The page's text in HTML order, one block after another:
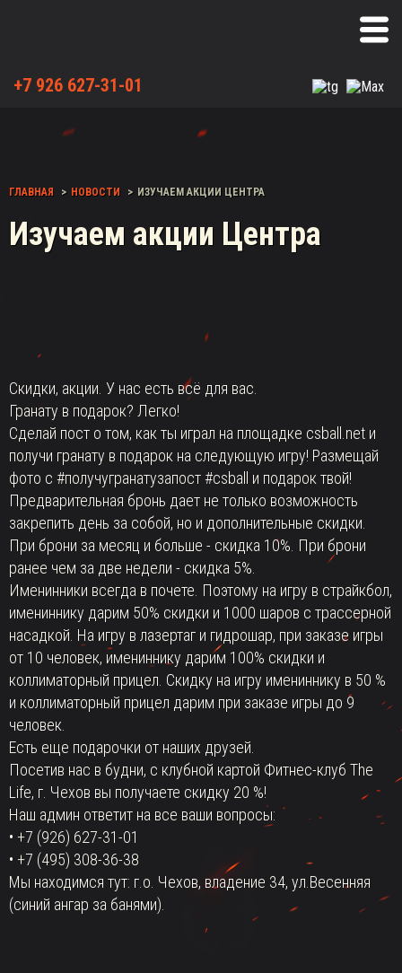
+7 926 627-31-01
ГЛАВНАЯ НОВОСТИ ИЗУЧАЕМ АКЦИИ ЦЕНТРА
Изучаем акции Центра
Скидки, акции. У нас есть всё для вас.
Гранату в подарок? Легко!
Сделай пост о том, как ты играл на площадке csball.net и
получи гранату в подарок на следующую игру! Размещай
фото с #получугранатузапост#csball и подарок твой!
Предварительная бронь дает не только возможность
закрепить день за собой, но и дополнительные скидки.
При брони за месяц и больше - скидка 10%. При брони
ранее чем за две недели - скидка 5%.
Именинники всегда в почете. Поэтому на игру в страйкбол,
имениннику дарим 50% скидки и 1000 шаров с трассерной
насадкой. На игру в лазертаг и гидрошар, при заказе игры
от 10 человек, имениннику дарим 100% скидки и
коллиматорный прицел. Скидку на игру имениннику в 50 %
и коллиматорный прицел дарим при заказе игры до 9
человек.
Есть еще подарочки от наших друзей.
Посетив нас в будни, с клубной картой Фитнес-клуб The
Life, г. Чехов вы получаете скидку 20 %!
Наш админ ответит на все ваши вопросы:
• +7 (926) 627-31-01
• +7 (495) 308-36-38
Мы находимся тут: г.о. Чехов, владение 34, ул.Весенняя
(синий ангар за банями).